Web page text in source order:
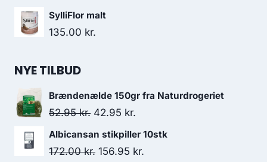
SylliFlor malt
135.00 kr.
NYE TILBUD
Brændenælde 150gr fra Naturdrogeriet
52.95kr. Den
oprindelige
pris
42.95 kr.
aktuelle
pris
Albicansan stikpiller 10stk
172.00kr. Den
156.95 kr.